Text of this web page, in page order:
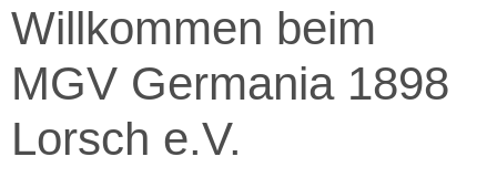
Willkommen beim
MGV Germania 1898
Lorsch e.V.